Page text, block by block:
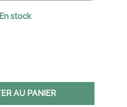
En stock